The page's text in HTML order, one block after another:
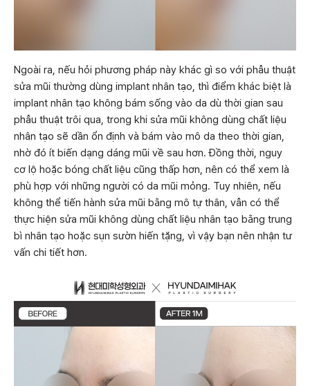
Ngoài ra, nếu hỏi phương pháp này khác gì so với phẫu thuật
sửa mũi thường dùng implant nhân tạo, thì điểm khác biệt là
implant nhân tạo không bám sống vào da dù thời gian sau
phẫu thuật trôi qua, trong khi sửa mũi không dùng chất liệu
nhân tạo sẽ dần ổn định và bám vào mô da theo thời gian,
nhờ đó ít biến dạng dáng mũi về sau hơn. Đồng thời, nguy
cơ lộ hoặc bóng chất liệu cũng thấp hơn, nên có thể xem là
phù hợp với những người có da mũi mỏng. Tuy nhiên, nếu
không thể tiến hành sửa mũi bằng mô tự thân, vẫn có thể
thực hiện sửa mũi không dùng chất liệu nhân tạo bằng trung
bì nhân tạo hoặc sụn sườn hiến tặng, vì vậy bạn nên nhận tư
vấn chi tiết hơn.